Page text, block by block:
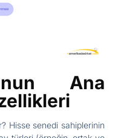
Ana
Hisse senedi sahiplerinin